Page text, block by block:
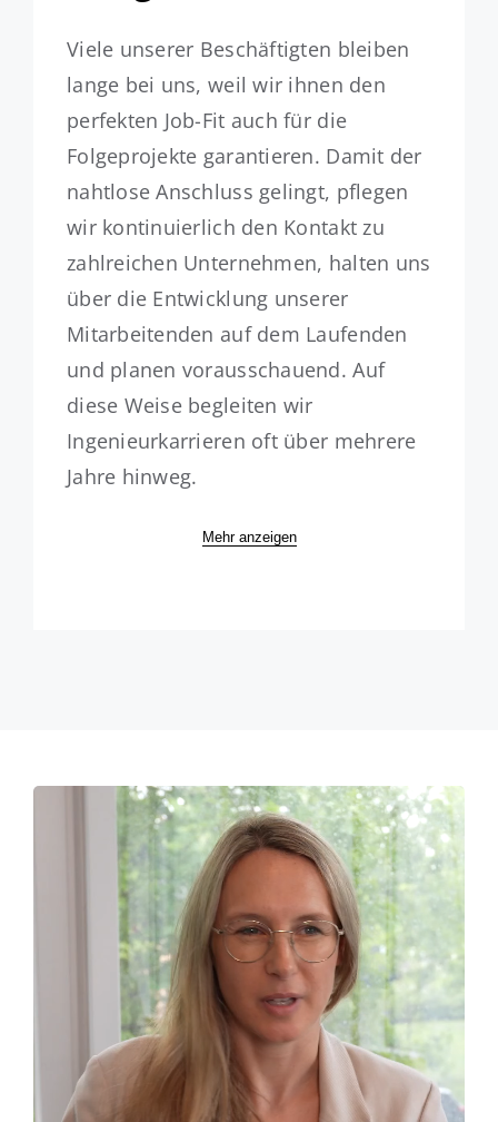
Viele unserer Beschäftigten bleiben
lange bei uns, weil wir ihnen den
perfekten Job-Fit auch für die
Folgeprojekte garantieren. Damit der
nahtlose Anschluss gelingt, pflegen
wir kontinuierlich den Kontakt zu
zahlreichen Unternehmen, halten uns
über die Entwicklung unserer
Mitarbeitenden auf dem Laufenden
und planen vorausschauend. Auf
diese Weise begleiten wir
Ingenieurkarrieren oft über mehrere
Jahre hinweg.
Mehr anzeigen